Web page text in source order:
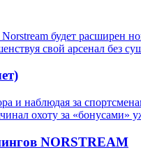
будет расширен
свой арсенал без
и наблюдая за
охоту за «бонусами»
NORSTREAM